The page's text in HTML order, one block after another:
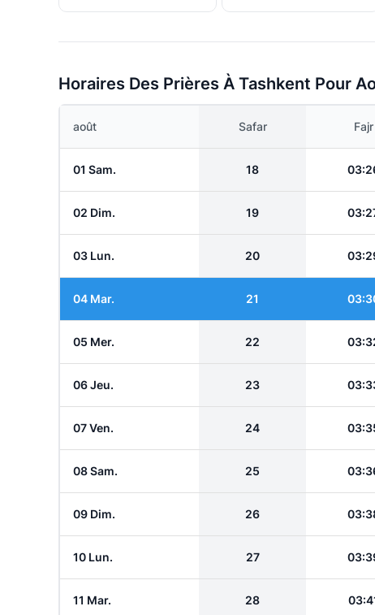
Horaires Des Prières À Tashkent Pour
août Safar Fajr
01 Sam. 18
02 Dim. 19
03 Lun. 20
04 Mar. 21
05 Mer. 22
06 Jeu. 23
07 Ven. 24
08 Sam. 25
09 Dim. 26
10 Lun. 27
11 Mar. 28